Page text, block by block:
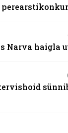
Narva haigla